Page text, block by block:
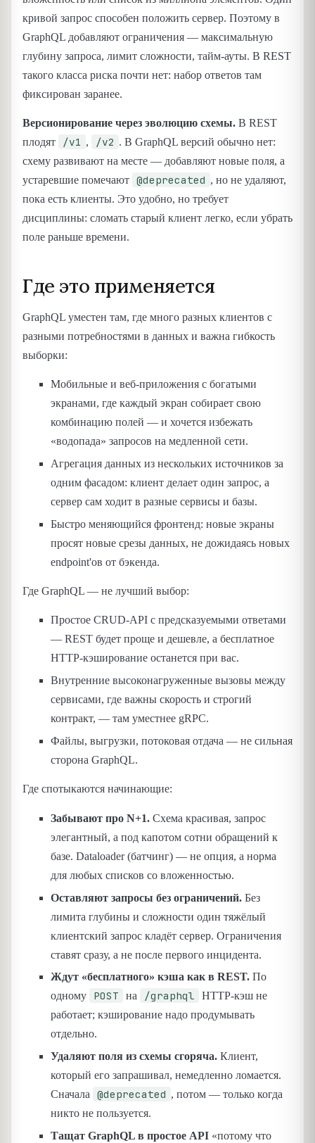
кривой запрос способен положить сервер. Поэтому в
GraphQL добавляют ограничения — максимальную
глубину запроса, лимит сложности, тайм-ауты. В REST
такого класса риска почти нет: набор ответов там
фиксирован заранее.
Версионирование через эволюцию схемы. В REST
плодят
/v1 , /v2 . В GraphQL версий обычно нет:
схему развивают на месте — добавляют новые поля, а
устаревшие помечают @deprecated , но не удаляют,
пока есть клиенты. Это удобно, но требует
дисциплины: сломать старый клиент легко, если убрать
поле раньше времени.
Где это применяется
GraphQL уместен там, где много разных клиентов с
разными потребностями в данных и важна гибкость
выборки:
Мобильные и веб-приложения с богатыми
экранами, где каждый экран собирает свою
комбинацию полей — и хочется избежать
«водопада» запросов на медленной сети.
Агрегация данных из нескольких источников за
одним фасадом: клиент делает один запрос, а
сервер сам ходит в разные сервисы и базы.
Быстро меняющийся фронтенд: новые экраны
просят новые срезы данных, не дожидаясь новых
endpoint'ов от бэкенда.
Где GraphQL — не лучший выбор:
Простое CRUD-API с предсказуемыми ответами
— REST будет проще и дешевле, а бесплатное
HTTP-кэширование останется при вас.
Внутренние высоконагруженные вызовы между
сервисами, где важны скорость и строгий
контракт, — там уместнее gRPC.
Файлы, выгрузки, потоковая отдача — не сильная
сторона GraphQL.
Где спотыкаются начинающие:
Забывают про N+1. Схема красивая, запрос
элегантный, а под капотом сотни обращений к
базе. Dataloader (батчинг) — не опция, а норма
для любых списков со вложенностью.
Оставляют запросы без ограничений. Без
лимита глубины и сложности один тяжёлый
клиентский запрос кладёт сервер. Ограничения
ставят сразу, а не после первого инцидента.
Ждут «бесплатного» кэша как в REST. По
одному
POST на /graphql
HTTP-кэш не
работает; кэширование надо продумывать
отдельно.
Удаляют поля из схемы сгоряча. Клиент,
который его запрашивал, немедленно ломается.
Сначала
@deprecated , потом — только когда
никто не пользуется.
Тащат GraphQL в простое API «потому что